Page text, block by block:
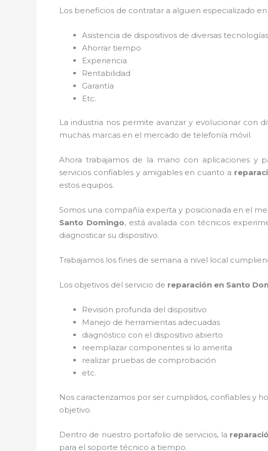
Los beneficios de contratar a alguien especializado en
Asistencia de dispositivos de diversas tecnologías
Ahorrar tiempo
Experiencia
Rentabilidad
Garantía
Etc.
La industria nos permite avanzar y evolucionar con
muchas marcas en el mercado de telefonía móvil.
Ahora trabajamos de la mano con aplicaciones y
servicios confiables y amigables en cuanto a
estos equipos.
Somos una compañía experta y posicionada en el
Santo Domingo, está avalada con técnicos
diagnosticar su dispositivo.
Trabajamos los fines de semana a nivel local
Los objetivos del servicio de reparación en Santo
Revisión profunda del dispositivo
Manejo de herramientas adecuadas
diagnóstico con el dispositivo abierto
reemplazar componentes si lo amerita
realizar pruebas de comprobación
etc.
Nos caracterizamos por ser cumplidos, confiables y
objetivo.
Dentro de nuestro portafolio de servicios, la
para el soporte técnico a tiempo.